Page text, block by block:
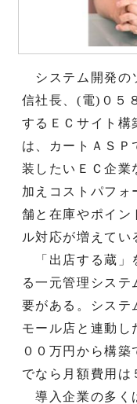
システム開発の
信社長、(電)０５
するＥＣサイト構
は、カートＡＳＰ
装したいＥＣ企業
加えコストパフォ
舗と在庫やポイン
ル対応が増えてい
「出店する蔵」
る一元管理システ
要がある。システ
モール店と連動し
００万円から構築
でなら月額費用は
導入企業の多く